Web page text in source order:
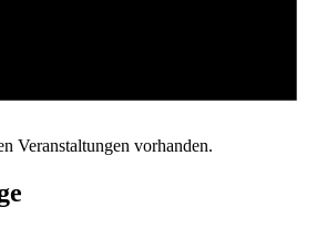
Veranstaltungen vorhanden.